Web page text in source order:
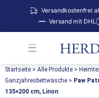
Versandkostenfrei
Versand mit DHL
Startseite > Alle Produkte >
Ganzjahresbettwäsche > Paw
135×200 cm, Linon